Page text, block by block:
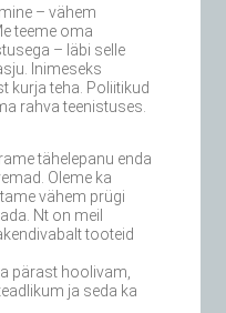
– vähem
teeme oma
– läbi selle
Inimeseks
kurja teha. Poliitikud
rahva teenistuses.
tähelepanu enda
Oleme ka
vähem prügi
Nt on meil
tooteid
pärast hoolivam,
ja seda ka